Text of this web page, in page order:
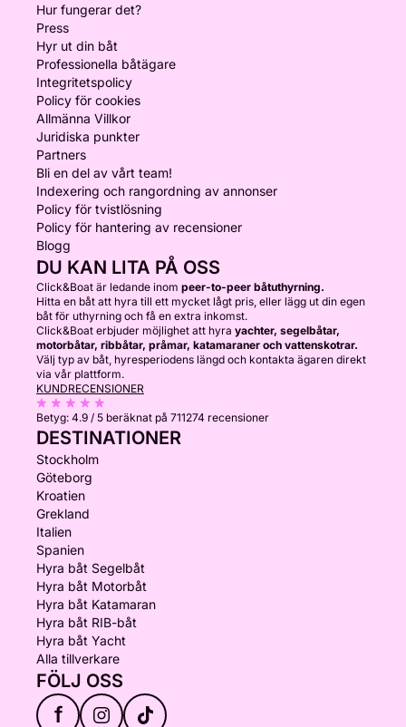
Hur fungerar det?
Press
Hyr ut din båt
Professionella båtägare
Integritetspolicy
Policy för cookies
Allmänna Villkor
Juridiska punkter
Partners
Bli en del av vårt team!
Indexering och rangordning av annonser
Policy för tvistlösning
Policy för hantering av recensioner
Blogg
DU KAN LITA PÅ OSS
Click&Boat är ledande inom peer-to-peer båtuthyrning.
Hitta en båt att hyra till ett mycket lågt pris, eller lägg ut din egen
båt för uthyrning och få en extra inkomst.
Click&Boat erbjuder möjlighet att hyra yachter, segelbåtar,
motorbåtar, ribbåtar, pråmar, katamaraner och vattenskotrar.
Välj typ av båt, hyresperiodens längd och kontakta ägaren direkt
via vår plattform.
KUNDRECENSIONER
Betyg: 4.9 / 5 beräknat på 711274 recensioner
DESTINATIONER
Stockholm
Göteborg
Kroatien
Grekland
Italien
Spanien
Hyra båt Segelbåt
Hyra båt Motorbåt
Hyra båt Katamaran
Hyra båt RIB-båt
Hyra båt Yacht
Alla tillverkare
FÖLJ OSS
f